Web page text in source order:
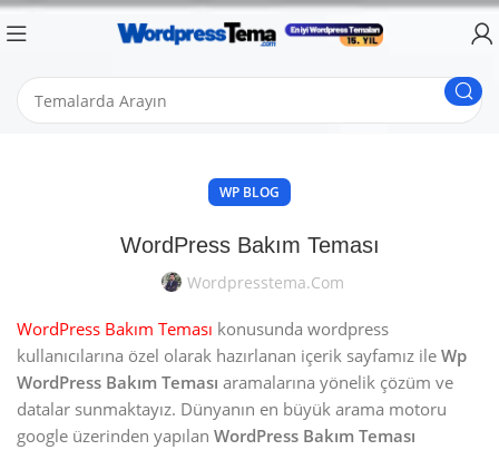
WP BLOG
WordPress Bakım Teması
Wordpresstema.com
WordPress Bakım Teması konusunda wordpress
kullanıcılarına özel olarak hazırlanan içerik sayfamız ile Wp
WordPress Bakım Teması aramalarına yönelik çözüm ve
datalar sunmaktayız. Dünyanın en büyük arama motoru
google üzerinden yapılan WordPress Bakım Teması